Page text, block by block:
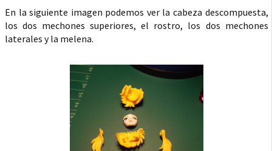
En la siguiente imagen podemos ver la cabeza descompuesta,
los dos mechones superiores, el rostro, los dos mechones
laterales y la melena.